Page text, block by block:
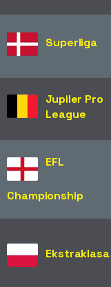
Superliga
Jupiler Pro
League
EFL
Championship
Ekstraklasa